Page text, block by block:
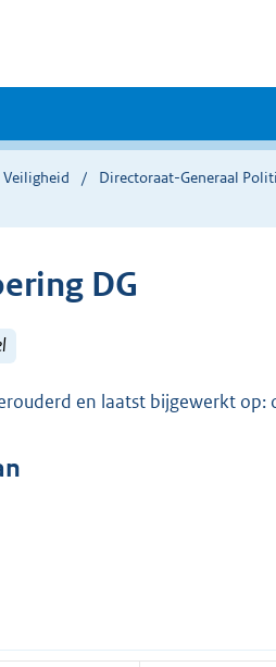
Directoraat-Generaal
DG
en laatst bijgewerkt